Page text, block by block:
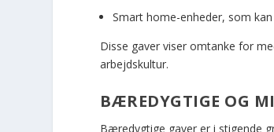
Smart home-enheder, som
Disse gaver viser omtanke for
arbejdskultur.
BÆREDYGTIGE OG
Bæredygtige gaver er i stigende